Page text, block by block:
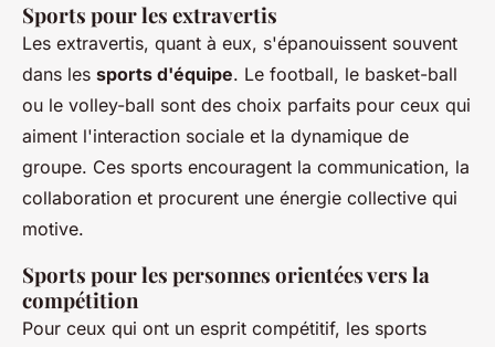
Sports pour les extravertis
Les extravertis, quant à eux, s'épanouissent souvent
dans les sports d'équipe. Le football, le basket-ball
ou le volley-ball sont des choix parfaits pour ceux qui
aiment l'interaction sociale et la dynamique de
groupe. Ces sports encouragent la communication, la
collaboration et procurent une énergie collective qui
motive.
Sports pour les personnes orientées vers la
compétition
Pour ceux qui ont un esprit compétitif, les sports